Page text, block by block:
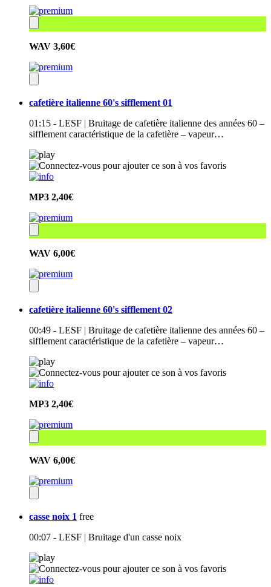
WAV 3,60€
cafetière italienne 60's sifflement 01
01:15 - LESF | Bruitage de cafetière italienne des années 60 –
sifflement caractéristique de la cafetière – vapeur…
MP3 2,40€
WAV 6,00€
cafetière italienne 60's sifflement 02
00:49 - LESF | Bruitage de cafetière italienne des années 60 –
sifflement caractéristique de la cafetière – vapeur…
MP3 2,40€
WAV 6,00€
casse noix 1 free
00:07 - LESF | Bruitage d'un casse noix